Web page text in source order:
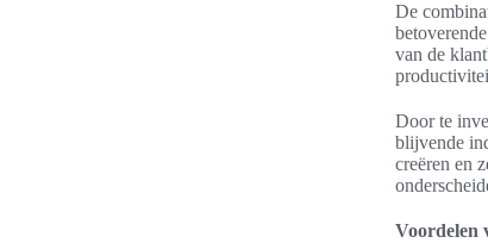
De
van de
Door te
blijvende
creëren en
Voordelen